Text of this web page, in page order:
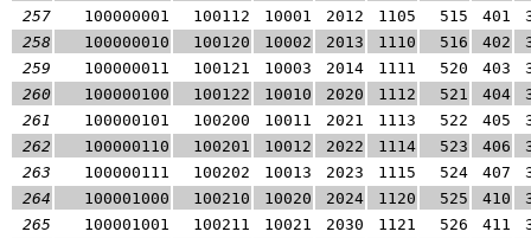
257
100000001 100112 10001 2012 1105 515 401
258
100000010 100120 10002 2013 1110 516 402
259
100000011 100121 10003 2014 1111 520 403
260
100000100 100122 10010 2020 1112 521 404
261
100000101 100200 10011 2021 1113 522 405
262
100000110 100201 10012 2022 1114 523 406
263
100000111 100202 10013 2023 1115 524 407
264
100001000 100210 10020 2024 1120 525 410
265
100001001 100211 10021 2030 1121 526 411